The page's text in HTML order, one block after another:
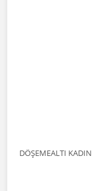
DÖŞEMEALTI